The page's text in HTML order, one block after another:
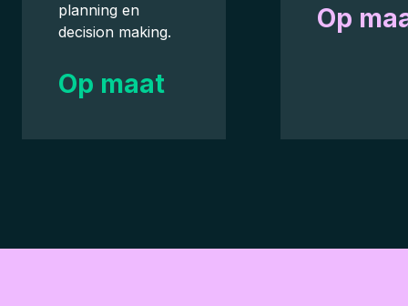
planning en
decision making.
Op maat
Op